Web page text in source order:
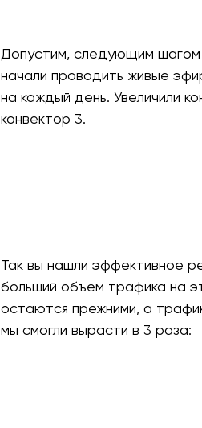
Допустим, следующим шагом
начали проводить живые
на каждый день. Увеличили
конвектор 3.
Так вы нашли эффективное
больший объем трафика на
остаются прежними, а
мы смогли вырасти в 3 раза: